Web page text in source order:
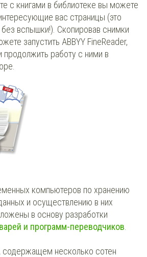
с книгами в библиотеке вы можете
вас страницы (это
вспышки!). Скопировав снимки
запустить ABBYY FineReader,
продолжить работу с ними в
компьютеров по хранению
и осуществлению в них
в основу разработки
и программ-переводчиков
несколько сотен